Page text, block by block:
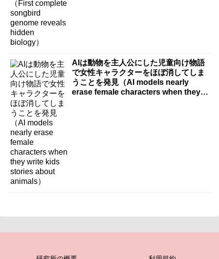
AIは動物を主人公にした児童向け物語
で女性キャラクターをほぼ消してしま
うことを発見（AI models nearly
erase female characters when they